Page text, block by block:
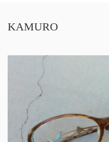
KAMURO